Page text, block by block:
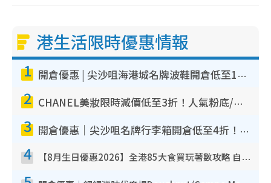
港生活限時優惠情報
1 開倉優惠 | 尖沙咀海港城名牌波鞋開倉低至1折！On鞋$899起／Joy&Peace鞋履$98起
2 CHANEL美妝限時減價低至3折！人氣粉底/唇膏/精華液低至$275！COCO香水都有平
3 開倉優惠｜尖沙咀名牌行李箱開倉低至4折！一連5日 American Tourister/ace./Hallmark $200起！
4 【8月生日優惠2026】全港85大食買玩著數攻略 自助餐/火鍋放題同行免費＋誠品/DONKI送現金券